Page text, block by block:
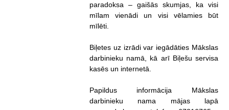
paradoksa – gaišās skumjas, ka visi
mīlam vienādi un visi vēlamies būt
mīlēti.
Biļetes uz izrādi var iegādāties Mākslas
darbinieku namā, kā arī Biļešu servisa
kasēs un internetā.
Papildus informācija Mākslas
darbinieku nama mājas lapā